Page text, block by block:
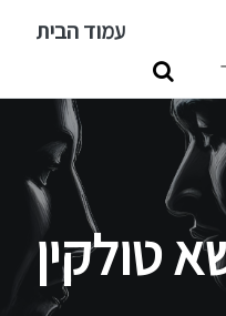
לתוכן
עמוד הבית
טולקין